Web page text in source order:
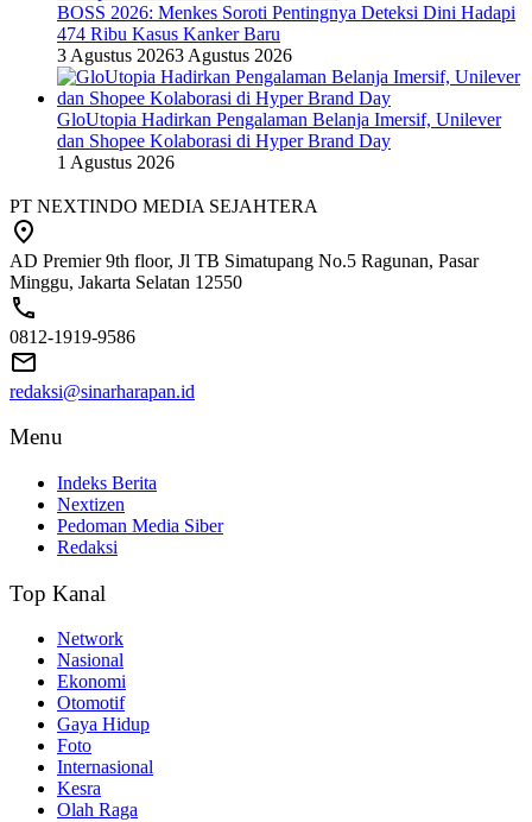
BOSS 2026: Menkes Soroti Pentingnya Deteksi Dini Hadapi
474 Ribu Kasus Kanker Baru
3 Agustus 20263 Agustus 2026
GloUtopia Hadirkan Pengalaman Belanja Imersif, Unilever
dan Shopee Kolaborasi di Hyper Brand Day
1 Agustus 2026
PT NEXTINDO MEDIA SEJAHTERA
AD Premier 9th floor, Jl TB Simatupang No.5 Ragunan, Pasar
Minggu, Jakarta Selatan 12550
0812-1919-9586
redaksi@sinarharapan.id
Menu
Indeks Berita
Nextizen
Pedoman Media Siber
Redaksi
Top Kanal
Network
Nasional
Ekonomi
Otomotif
Gaya Hidup
Foto
Internasional
Kesra
Olah Raga